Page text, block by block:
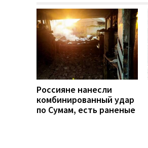
Россияне нанесли
комбинированный удар
по Сумам, есть раненые